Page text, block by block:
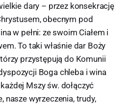
dary – przez konsekrację
obecnym pod
w pełni: ze swoim Ciałem i
To taki właśnie dar Boży
przystępują do Komunii
Boga chleba i wina
Mszy św. dołączyć
nasze wyrzeczenia, trudy,